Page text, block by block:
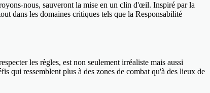
nous, sauveront la mise en un clin d'œil. Inspiré par la
dans les domaines critiques tels que la Responsabilité
les règles, est non seulement irréaliste mais aussi
qui ressemblent plus à des zones de combat qu'à des lieux de